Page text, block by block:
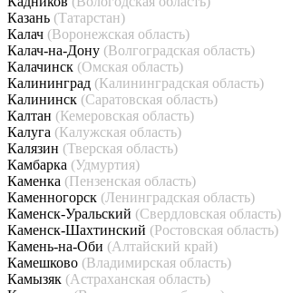
Казань (Татарстан)
Калач (Воронежская область)
Калач-на-Дону (Волгоградская область)
Калачинск (Омская область)
Калининград (Калининградская область)
Калининск (Саратовская область)
Калтан (Кемеровская область)
Калуга (Калужская область)
Калязин (Тверская область)
Камбарка (Удмуртия)
Каменка (Пензенская область)
Каменногорск (Ленинградская область)
Каменск-Уральский (Свердловская область)
Каменск-Шахтинский (Ростовская область)
Камень-на-Оби (Алтайский край)
Камешково (Владимирская область)
Камызяк (Астраханская область)